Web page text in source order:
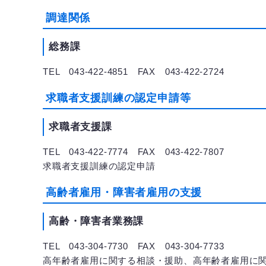
調達関係
総務課
TEL 043-422-4851 FAX 043-422-2724
求職者支援訓練の認定申請等
求職者支援課
TEL 043-422-7774 FAX 043-422-7807
求職者支援訓練の認定申請
高齢者雇用・障害者雇用の支援
高齢・障害者業務課
TEL 043-304-7730 FAX 043-304-7733
高年齢者雇用に関する相談・援助、高年齢者雇用に